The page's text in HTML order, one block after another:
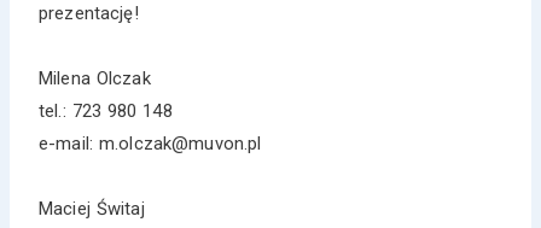
prezentację!
Milena Olczak
tel.: 723 980 148
e-mail: m.olczak@muvon.pl
Maciej Świtaj